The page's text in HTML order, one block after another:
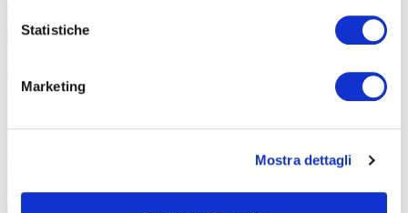
Statistiche
Marketing
Mostra dettagli